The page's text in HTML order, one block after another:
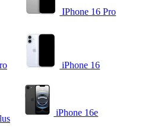
IPhone 16 Pro
iPhone 16
iPhone 16e